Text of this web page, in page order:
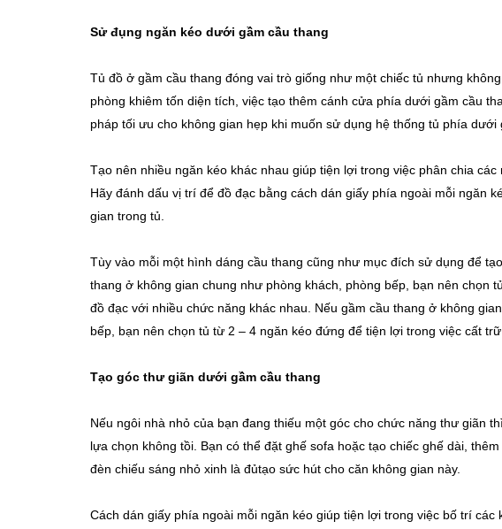
Sử đụng ngăn kéo dưới gầm cầu thang
Tủ đồ ở gầm cầu thang đóng vai trò giống như một chiếc tủ nhưng
phòng khiêm tốn diện tích, việc tạo thêm cánh cửa phía dưới gầm cầu
pháp tối ưu cho không gian hẹp khi muốn sử dụng hệ thống tủ phía dưới
Tạo nên nhiều ngăn kéo khác nhau giúp tiện lợi trong việc phân chia
Hãy đánh dấu vị trí để đồ đạc bằng cách dán giấy phía ngoài mỗi ngăn
gian trong tủ.
Tùy vào mỗi một hình dáng cầu thang cũng như mục đích sử dụng để
thang ở không gian chung như phòng khách, phòng bếp, bạn nên chọn
đồ đạc với nhiều chức năng khác nhau. Nếu gầm cầu thang ở không
bếp, bạn nên chọn tủ từ 2 – 4 ngăn kéo đứng để tiện lợi trong việc cất
Tạo góc thư giãn dưới gầm cầu thang
Nếu ngôi nhà nhỏ của bạn đang thiếu một góc cho chức năng thư giãn
lựa chọn không tồi. Bạn có thể đặt ghế sofa hoặc tạo chiếc ghế dài,
đèn chiếu sáng nhỏ xinh là đủtạo sức hút cho căn không gian này.
Cách dán giấy phía ngoài mỗi ngăn kéo giúp tiện lợi trong việc bố trí các